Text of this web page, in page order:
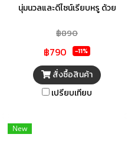
นุ่มนวลและดีไซน์เรียบหรู ด้วย
MITSUBISHI รุ่น D12A-GB ช่วย
เติมความสดชื่นให้ทุกมุมบ้านด้วย
ดีไซน์ใหม่ที่ทันสมัยและประหยัด
พื้นที่ ตัวเครื่องแข็งแรงทนทาน ให้
ลมแรงสม่ำเสมอ ไม่รบกวนการ
ปลอดภัยที่ทำให้คุณมั่นใจได้ทุก
฿890
฿790 -11%
สั่งซื้อสินค้า
เปรียบเทียบ
New